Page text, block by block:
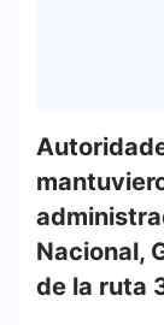
Nacional,
de la ruta